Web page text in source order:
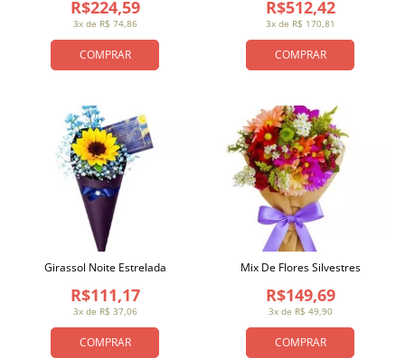
COMPRAR
3x de R$ 74,86
R$224,59
COMPRAR
3x de R$ 170,81
R$512,42
COMPRAR
3x de R$ 37,06
R$111,17
Girassol Noite Estrelada
COMPRAR
3x de R$ 49,90
R$149,69
Mix De Flores Silvestres